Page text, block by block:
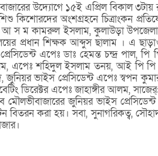
উদ্যোগে ১৫ই এপ্রিল বিকাল ৩টায়
কিশোরদের অংশগ্রহনে চিত্রাংকন
আ স ম কামরুল ইসলাম, কুলাউড়া উপজেলা
প্রধান শিক্ষক আব্দুস ছালাম । এ
এপেঃ ডাঃ হেমন্ত চন্দ্র পাল, পি
এপেঃ শহিদুল ইসলাম তনয়, আই পি পি
ভাইস প্রেসিডেন্ট এপেঃ স্বপন
ডিরেক্টর এপেঃ জাহাঙ্গীর আলম,
জুনিয়র ভাইস
বিতরন করা হয়। সবা, সুনাগরিকত্ব,